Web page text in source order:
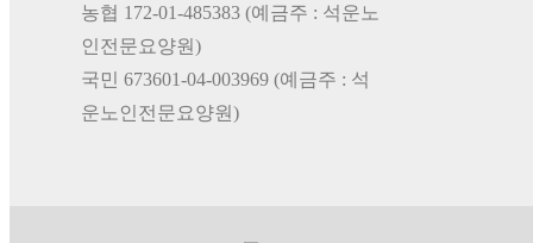
농협 172-01-485383 (예금주 : 석운노
인전문요양원)
국민 673601-04-003969 (예금주 : 석
운노인전문요양원)